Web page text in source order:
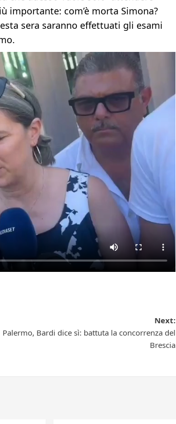
importante: com’è morta Simona?
sera saranno effettuati gli esami
Next:
Palermo, Bardi dice sì: battuta la concorrenza del
Brescia